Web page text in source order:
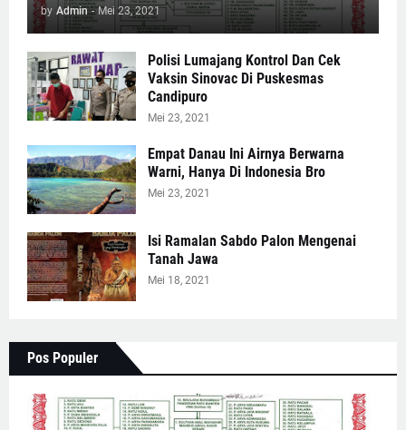
by Admin - Mei 23, 2021
Polisi Lumajang Kontrol Dan Cek
Vaksin Sinovac Di Puskesmas
Candipuro
Mei 23, 2021
Empat Danau Ini Airnya Berwarna
Warni, Hanya Di Indonesia Bro
Mei 23, 2021
Isi Ramalan Sabdo Palon Mengenai
Tanah Jawa
Mei 18, 2021
Pos Populer